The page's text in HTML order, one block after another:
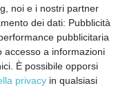
noi e i nostri partner
dei dati: Pubblicità
pubblicitaria
accesso a informazioni
È possibile opporsi
privacy in qualsiasi